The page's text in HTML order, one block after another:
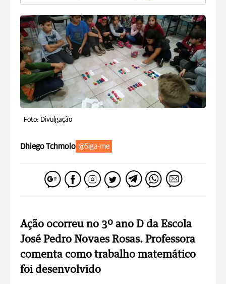
- Foto: Divulgação
Dhiego Tchmolo @Siga-me
Ação ocorreu no 3º ano D da Escola
José Pedro Novaes Rosas. Professora
comenta como trabalho matemático
foi desenvolvido